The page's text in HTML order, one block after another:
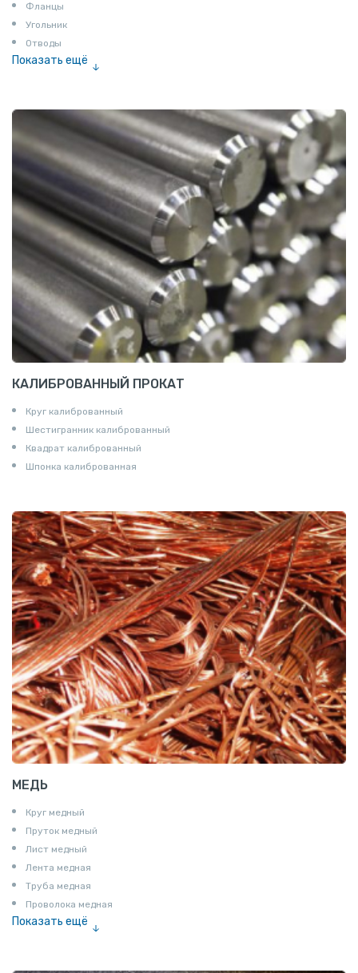
Фланцы
Угольник
Отводы
Показать ещё
Соединение «американка»
Штуцеры
Сгоны
Удлинители для труб
Крестовины
Контргайки
КАЛИБРОВАННЫЙ ПРОКАТ
Круг калиброванный
Шестигранник калиброванный
Квадрат калиброванный
Шпонка калиброванная
МЕДЬ
Круг медный
Пруток медный
Лист медный
Лента медная
Труба медная
Проволока медная
Показать ещё